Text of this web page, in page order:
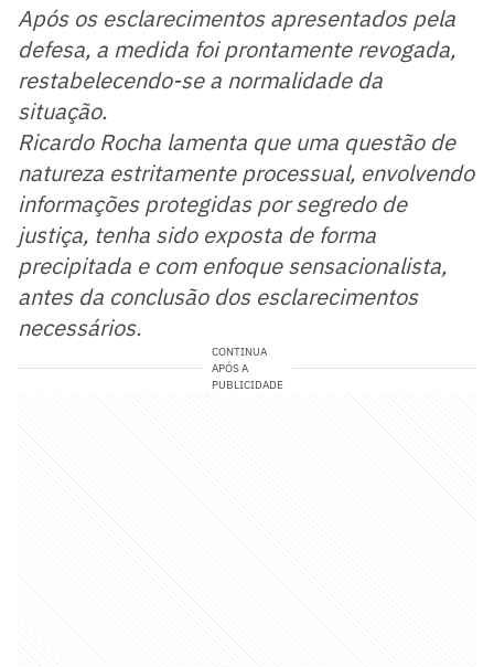
Após os esclarecimentos apresentados pela
defesa, a medida foi prontamente revogada,
restabelecendo-se a normalidade da
situação.
Ricardo Rocha lamenta que uma questão de
natureza estritamente processual, envolvendo
informações protegidas por segredo de
justiça, tenha sido exposta de forma
precipitada e com enfoque sensacionalista,
antes da conclusão dos esclarecimentos
necessários.
CONTINUA
APÓS A
PUBLICIDADE